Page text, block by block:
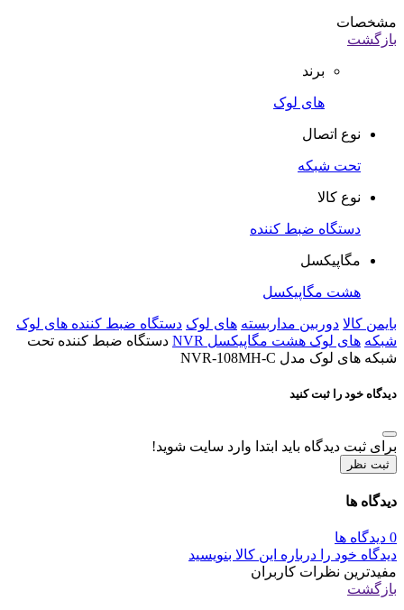
مشخصات
بازگشت
برند
های لوک
نوع اتصال
تحت شبکه
نوع کالا
دستگاه ضبط کننده
مگاپیکسل
هشت مگاپیکسل
بایمن کالا دوربین مداربسته های لوک دستگاه ضبط کننده های لوک
شبکه های لوک هشت مگاپیکسل NVR
دستگاه ضبط کننده تحت
شبکه های لوک مدل NVR-108MH-C
دیدگاه خود را ثبت کنید
برای ثبت دیدگاه باید ابتدا وارد سایت شوید!
ثبت نظر
دیدگاه ها
0 دیدگاه ها
دیدگاه خود را درباره این کالا بنویسید
مفیدترین نظرات کاربران
بازگشت